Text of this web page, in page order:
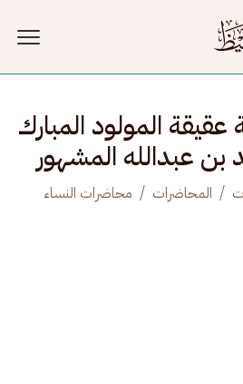
المولود المبارك
بن عبدالله المشهور
المحاضرات محاضرات النساء